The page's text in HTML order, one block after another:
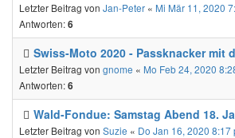
Letzter Beitrag von Jan-Peter « Mi Mär 11, 2020
Antworten:6
Swiss-Moto 2020 - Passknacker mit
Letzter Beitrag von gnome « Mo Feb 24, 2020
Antworten:6
Wald-Fondue: Samstag Abend 18.
Letzter Beitrag von Suzie « Do Jan 16, 2020 8:17